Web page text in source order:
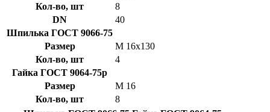
Кол-во, шт
8
DN
40
Шпилька ГОСТ 9066-75
Размер
М 16х130
Кол-во, шт
4
Гайка ГОСТ 9064-75р
Размер
М 16
Кол-во, шт
8